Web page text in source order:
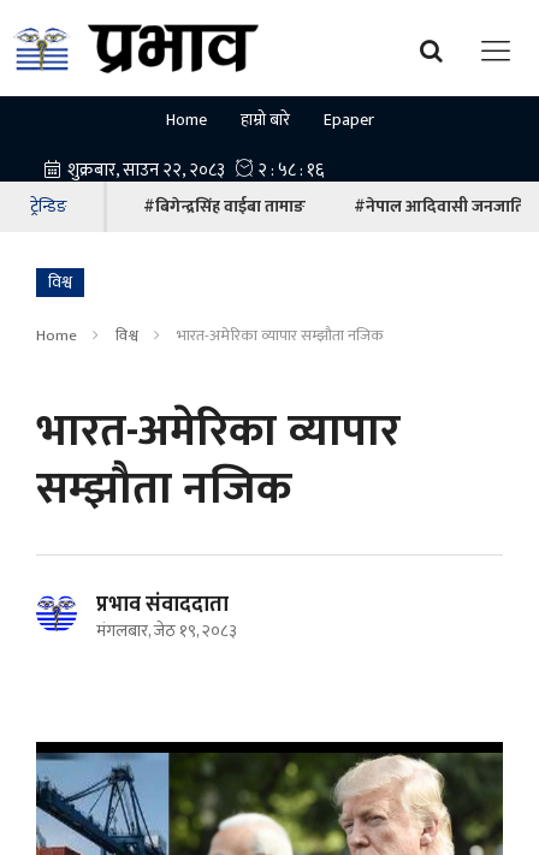
Home हाम्रो बारे Epaper
ट्रेन्डिङ #बिगेन्द्रसिंह वाईबा तामाङ #नेपाल आदिवासी जनजाति
विश्व
Home विश्व भारत-अमेरिका व्यापार सम्झौता नजिक
भारत-अमेरिका व्यापार
सम्झौता नजिक
प्रभाव संवाददाता
मंगलबार, जेठ १९, २०८३